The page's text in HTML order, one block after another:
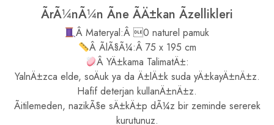
ÃrÃ¼nÃ¼n Ãne ÃÄ±kan Ãzellikleri
Â Materyal:Â 0 naturel pamuk
Â ÃlÃ§Ã¼:Â 75 x 195 cm
Â YÄ±kama TalimatÄ±:
YalnÄ±zca elde, soÄuk ya da Ä±lÄ±k suda yÄ±kayÄ±nÄ±z.
Hafif deterjan kullanÄ±nÄ±z.
Ãitilemeden, nazikÃ§e sÄ±kÄ±p dÃ¼z bir zeminde sererek
kurutunuz.